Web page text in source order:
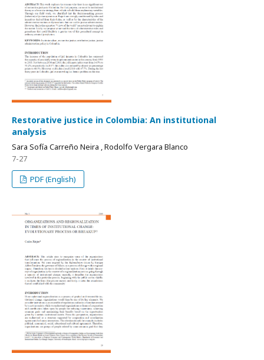
Restorative justice in Colombia: An institutional
analysis
Sara Sofía Carreño Neira , Rodolfo Vergara Blanco
7-27
PDF (English)